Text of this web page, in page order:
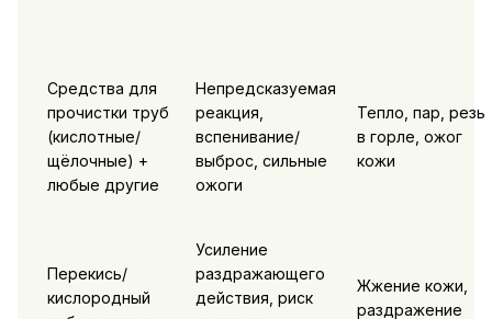
Средства для
прочистки труб
(кислотные/
щёлочные) +
любые другие
Непредсказуемая
реакция,
вспенивание/
выброс, сильные
ожоги
Тепло, пар, резь
в горле, ожог
кожи
Перекись/
кислородный
Усиление
раздражающего
действия, риск
Жжение кожи,
раздражение